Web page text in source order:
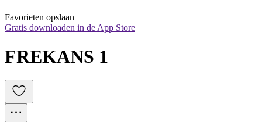
Favorieten opslaan
Gratis downloaden in de App Store
FREKANS 1